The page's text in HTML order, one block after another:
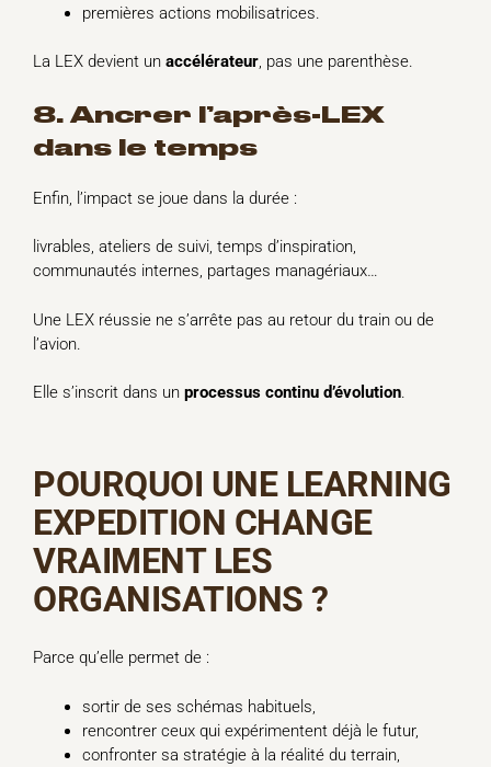
premières actions mobilisatrices.
La LEX devient un accélérateur, pas une parenthèse.
8. Ancrer l’après-LEX
dans le temps
Enfin, l’impact se joue dans la durée :
livrables, ateliers de suivi, temps d’inspiration,
communautés internes, partages managériaux…
Une LEX réussie ne s’arrête pas au retour du train ou de
l’avion.
Elle s’inscrit dans un processus continu d’évolution.
POURQUOI UNE LEARNING
EXPEDITION CHANGE
VRAIMENT LES
ORGANISATIONS ?
Parce qu’elle permet de :
sortir de ses schémas habituels,
rencontrer ceux qui expérimentent déjà le futur,
confronter sa stratégie à la réalité du terrain,